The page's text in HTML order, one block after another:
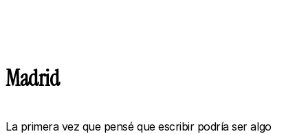
Madrid
La primera vez que pensé que escribir podría ser algo